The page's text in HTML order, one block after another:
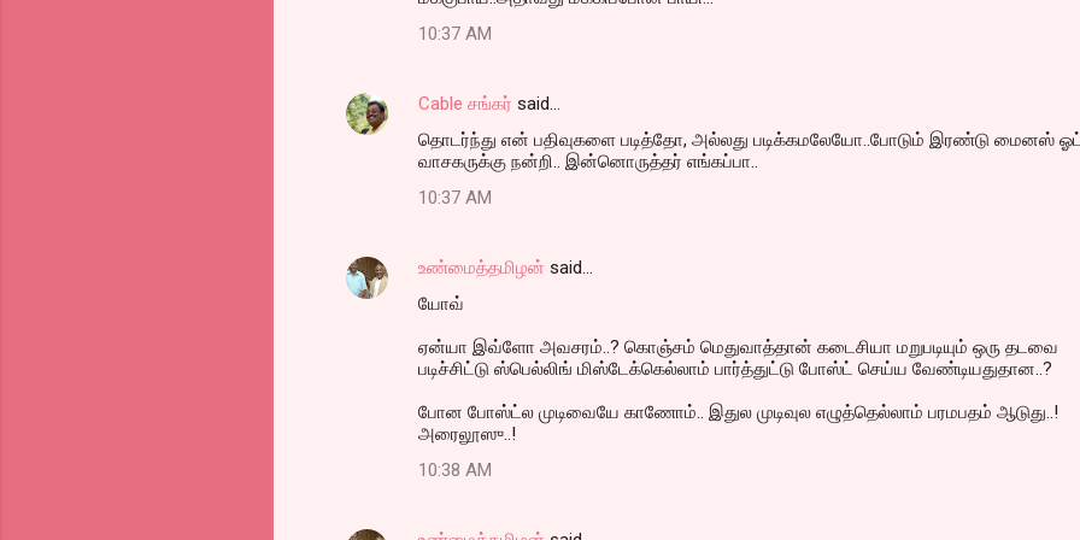
e
10:37 AM
Cable சங்கர் said…
தொடர்ந்து என் பதிவுகளை படித்தோ, அல்லது படிக்கமலேயோ..போடும் இரண்டு மைனஸ்
வாசகருக்கு நன்றி.. இன்னொருத்தர் எங்கப்பா..
10:37 AM
உண்மைத்தமிழன் said…
யோவ்
ஏன்யா இவ்ளோ அவசரம்..? கொஞ்சம் மெதுவாத்தான் கடைசியா மறுபடியும் ஒரு தடவை
படிச்சிட்டு ஸ்பெல்லிங் மிஸ்டேக்கெல்லாம் பார்த்துட்டு போஸ்ட் செய்ய வேண்டியதுதான..?
போன போஸ்ட்ல முடிவையே காணோம்.. இதுல முடிவுல எழுத்தெல்லாம் பரமபதம் ஆடுது..!
அரைலூஸு..!
10:38 AM